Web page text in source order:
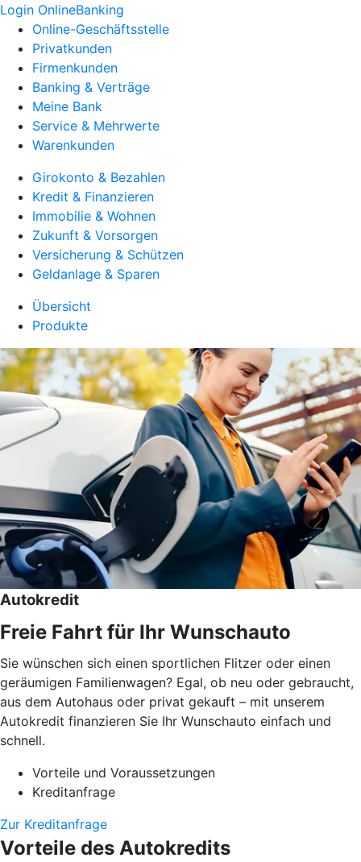
Login OnlineBanking
Online-Geschäftsstelle
Privatkunden
Firmenkunden
Banking & Verträge
Meine Bank
Service & Mehrwerte
Warenkunden
Girokonto & Bezahlen
Kredit & Finanzieren
Immobilie & Wohnen
Zukunft & Vorsorgen
Versicherung & Schützen
Geldanlage & Sparen
Übersicht
Produkte
Autokredit
Freie Fahrt für Ihr Wunschauto
Sie wünschen sich einen sportlichen Flitzer oder einen
geräumigen Familienwagen? Egal, ob neu oder gebraucht,
aus dem Autohaus oder privat gekauft – mit unserem
Autokredit finanzieren Sie Ihr Wunschauto einfach und
schnell.
Vorteile und Voraussetzungen
Kreditanfrage
Zur Kreditanfrage
Vorteile des Autokredits